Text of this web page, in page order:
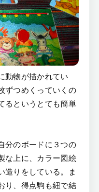
動物が描かれてい
ずつめくっていくの
るというとても簡単
分のボードに３つの
な上に、カラー図絵
造りをしている。ま
り、得点駒も紐で結